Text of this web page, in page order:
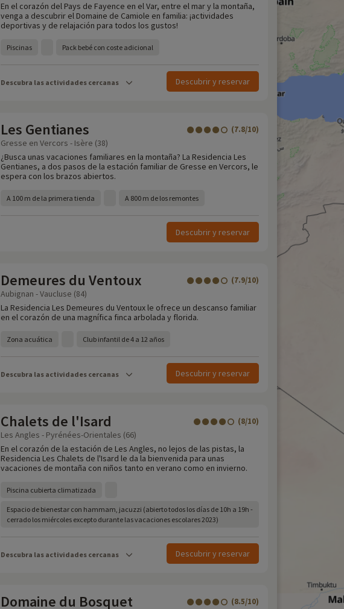
En el corazón del Pays de Fayence en el Var, entre el mar y la montaña,
venga a descubrir el Domaine de Camiole en familia: ¡actividades
deportivas y de relajación para todos los gustos!
Piscinas Pack bebé con coste adicional
Descubra las actividades cercanas Descubrir y reservar
Les Gentianes (7.8/10)
Gresse en Vercors - Isère (38)
¿Busca unas vacaciones familiares en la montaña? La Residencia Les
Gentianes, a dos pasos de la estación familiar de Gresse en Vercors, le
espera con los brazos abiertos.
A 100 m de la primera tienda A 800 m de los remontes
Descubrir y reservar
Demeures du Ventoux (7.9/10)
Aubignan - Vaucluse (84)
La Residencia Les Demeures du Ventoux le ofrece un descanso familiar
en el corazón de una magnífica finca arbolada y florida.
Zona acuática Club infantil de 4 a 12 años
Descubra las actividades cercanas Descubrir y reservar
Chalets de l'Isard (8/10)
Les Angles - Pyrénées-Orientales (66)
En el corazón de la estación de Les Angles, no lejos de las pistas, la
Residencia Les Chalets de l'Isard le da la bienvenida para unas
vacaciones de montaña con niños tanto en verano como en invierno.
Piscina cubierta climatizada
Espacio de bienestar con hammam, jacuzzi (abierto todos los días de 10h a 19h -
cerrado los miércoles excepto durante las vacaciones escolares 2023)
Descubra las actividades cercanas Descubrir y reservar
Domaine du Bosquet (8.5/10)